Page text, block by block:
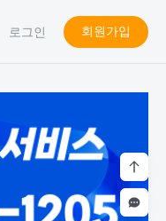
로그인 회원가입